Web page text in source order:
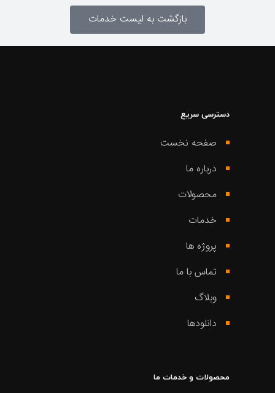
بازگشت به لیست خدمات
دسترسی سریع
صفحه نخست
درباره ما
محصولات
خدمات
پروژه ها
تماس با ما
وبلاگ
دانلودها
محصولات و خدمات ما